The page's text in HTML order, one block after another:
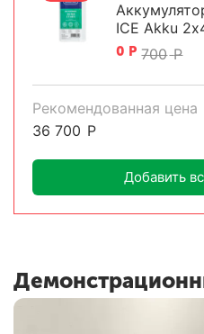
ICE Akku
0 Р 700 Р
Рекомендованная цена
36 700 Р
Добавить